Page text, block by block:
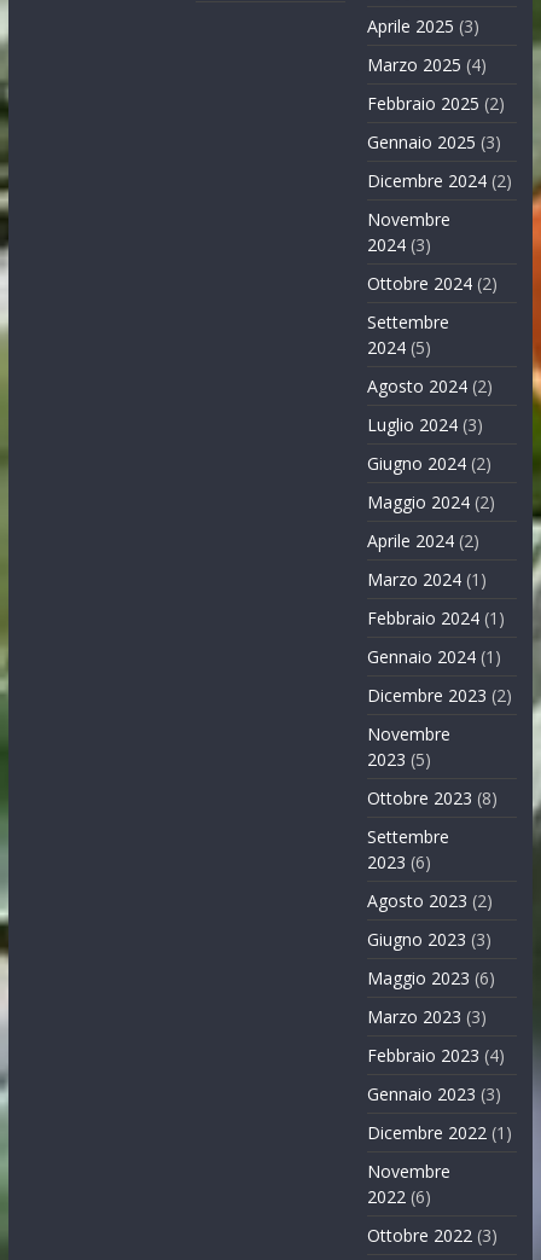
Aprile 2025 (3)
Marzo 2025 (4)
Febbraio 2025 (2)
Gennaio 2025 (3)
Dicembre 2024 (2)
Novembre
2024 (3)
Ottobre 2024 (2)
Settembre
2024 (5)
Agosto 2024 (2)
Luglio 2024 (3)
Giugno 2024 (2)
Maggio 2024 (2)
Aprile 2024 (2)
Marzo 2024 (1)
Febbraio 2024 (1)
Gennaio 2024 (1)
Dicembre 2023 (2)
Novembre
2023 (5)
Ottobre 2023 (8)
Settembre
2023 (6)
Agosto 2023 (2)
Giugno 2023 (3)
Maggio 2023 (6)
Marzo 2023 (3)
Febbraio 2023 (4)
Gennaio 2023 (3)
Dicembre 2022 (1)
Novembre
2022 (6)
Ottobre 2022 (3)